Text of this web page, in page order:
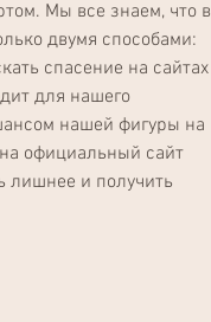
Мы все знаем, что в
двумя способами:
спасение на сайтах
для нашего
нашей фигуры на
официальный сайт
лишнее и получить